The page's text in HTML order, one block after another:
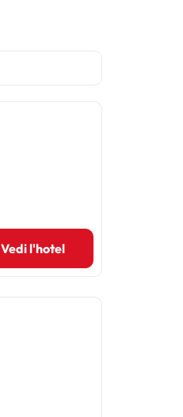
Vedi l'hotel